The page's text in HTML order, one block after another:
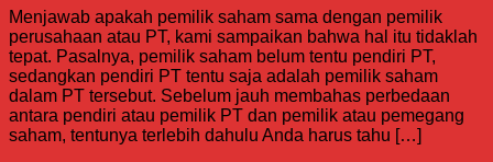
Menjawab apakah pemilik saham sama dengan pemilik
perusahaan atau PT, kami sampaikan bahwa hal itu tidaklah
tepat. Pasalnya, pemilik saham belum tentu pendiri PT,
sedangkan pendiri PT tentu saja adalah pemilik saham
dalam PT tersebut. Sebelum jauh membahas perbedaan
antara pendiri atau pemilik PT dan pemilik atau pemegang
saham, tentunya terlebih dahulu Anda harus tahu […]